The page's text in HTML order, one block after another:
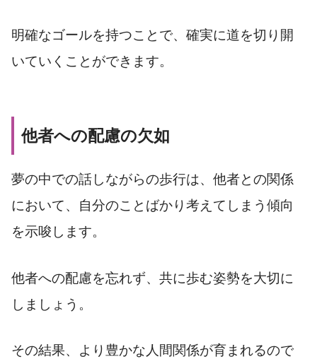
明確なゴールを持つことで、確実に道を切り開
いていくことができます。
他者への配慮の欠如
夢の中での話しながらの歩行は、他者との関係
において、自分のことばかり考えてしまう傾向
を示唆します。
他者への配慮を忘れず、共に歩む姿勢を大切に
しましょう。
その結果、より豊かな人間関係が育まれるので